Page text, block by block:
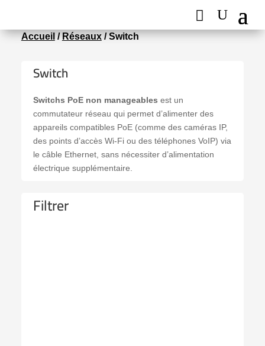
Accueil/Réseaux/ Switch
Switch
Switchs PoE non manageables est un
commutateur réseau qui permet d’alimenter des
appareils compatibles PoE (comme des caméras IP,
des points d’accès Wi-Fi ou des téléphones VoIP) via
le câble Ethernet, sans nécessiter d’alimentation
électrique supplémentaire.
Filtrer